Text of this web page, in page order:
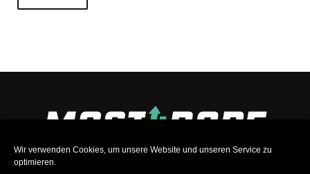
Wir verwenden Cookies, um unsere Website und unseren Service zu
optimieren.